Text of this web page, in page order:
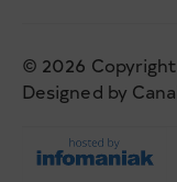
© 2026 Copyright
Designed by